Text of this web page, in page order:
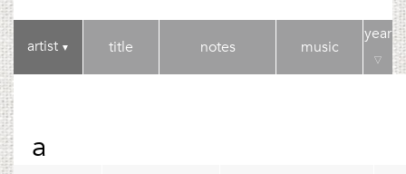
artist▼ title notes music
year
▽
a